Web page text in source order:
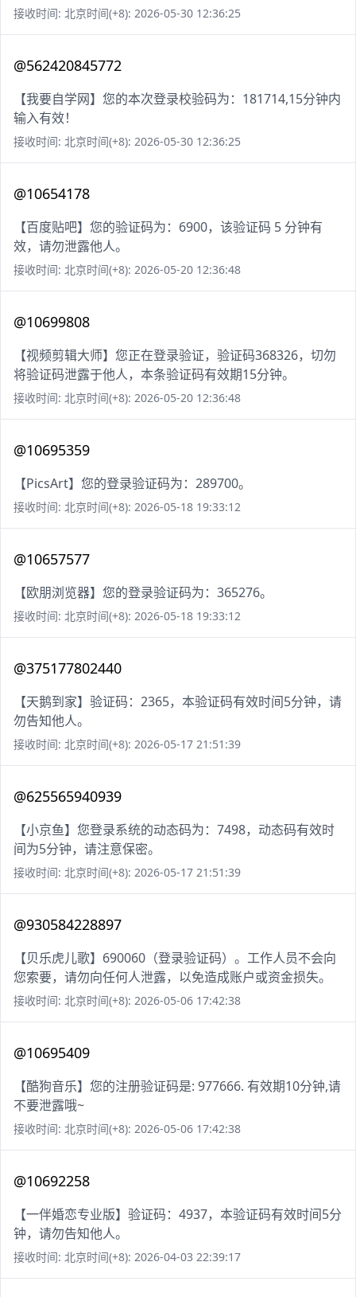
接收时间: 北京时间(+8): 2026-05-30 12:36:25
@562420845772
【我要自学网】您的本次登录校验码为：181714,15分钟内
输入有效！
接收时间: 北京时间(+8): 2026-05-30 12:36:25
@10654178
【百度贴吧】您的验证码为：6900，该验证码 5 分钟有
效，请勿泄露他人。
接收时间: 北京时间(+8): 2026-05-20 12:36:48
@10699808
【视频剪辑大师】您正在登录验证，验证码368326，切勿
将验证码泄露于他人，本条验证码有效期15分钟。
接收时间: 北京时间(+8): 2026-05-20 12:36:48
@10695359
【PicsArt】您的登录验证码为：289700。
接收时间: 北京时间(+8): 2026-05-18 19:33:12
@10657577
【欧朋浏览器】您的登录验证码为：365276。
接收时间: 北京时间(+8): 2026-05-18 19:33:12
@375177802440
【天鹅到家】验证码：2365，本验证码有效时间5分钟，请
勿告知他人。
接收时间: 北京时间(+8): 2026-05-17 21:51:39
@625565940939
【小京鱼】您登录系统的动态码为：7498，动态码有效时
间为5分钟，请注意保密。
接收时间: 北京时间(+8): 2026-05-17 21:51:39
@930584228897
【贝乐虎儿歌】690060（登录验证码）。工作人员不会向
您索要，请勿向任何人泄露，以免造成账户或资金损失。
接收时间: 北京时间(+8): 2026-05-06 17:42:38
@10695409
【酷狗音乐】您的注册验证码是: 977666. 有效期10分钟,请
不要泄露哦~
接收时间: 北京时间(+8): 2026-05-06 17:42:38
@10692258
【一伴婚恋专业版】验证码：4937，本验证码有效时间5分
钟，请勿告知他人。
接收时间: 北京时间(+8): 2026-04-03 22:39:17